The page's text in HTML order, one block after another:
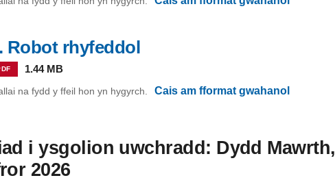
Robot rhyfeddol
1.44 MB
na fydd y ffeil hon yn hygyrch. Cais am fformat gwahanol
i ysgolion uwchradd: Dydd Mawrth,
2026